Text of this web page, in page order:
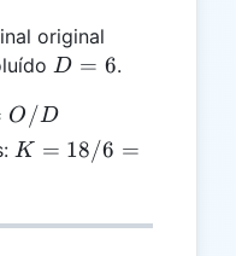
5 original
=
D
6
D = 6.
O /D
K
/
K = 18/6 =